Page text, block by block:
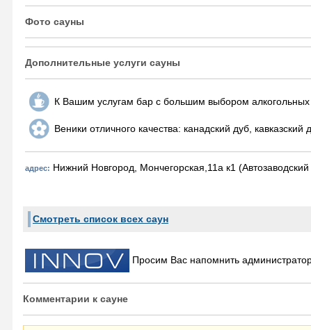
Фото сауны
Дополнительные услуги сауны
К Вашим услугам бар с большим выбором алкогольных
Веники отличного качества: канадский дуб, кавказский
адрес: Нижний Новгород, Мончегорская,11а к1
Смотреть список всех саун
Просим Вас напомнить
Комментарии к сауне